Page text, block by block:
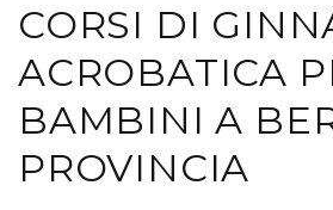
CORSI DI
ACROBATICA
BAMBINI A
PROVINCIA